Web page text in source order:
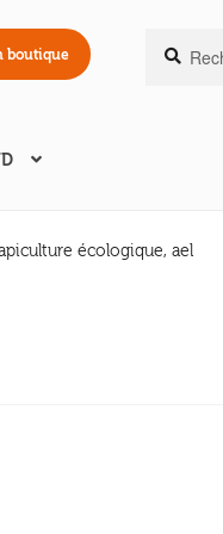
boutique
pour :
Recherche
écologique, ael